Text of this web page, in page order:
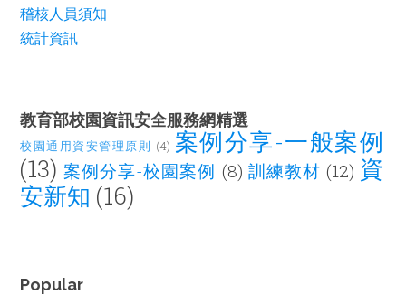
稽核人員須知
統計資訊
教育部校園資訊安全服務網精選
校園通用資安管理原則 (4) 案例分享-一般案例
(13) 案例分享-校園案例 (8) 訓練教材 (12) 資
安新知 (16)
Popular